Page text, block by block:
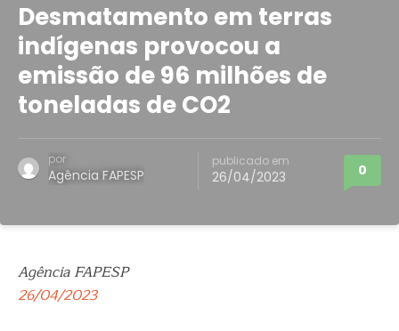
Desmatamento em terras
indígenas provocou a
emissão de 96 milhões de
toneladas de CO2
por
Agência FAPESP
publicado em
26/04/2023 0
Agência FAPESP
26/04/2023